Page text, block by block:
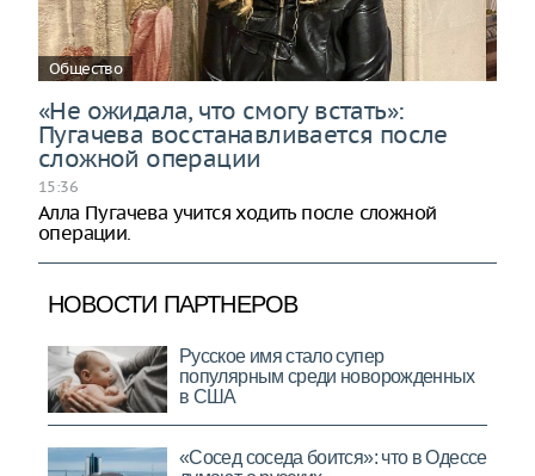
Общество
«Не ожидала, что смогу встать»:
Пугачева восстанавливается после
сложной операции
15:36
Алла Пугачева учится ходить после сложной
операции.